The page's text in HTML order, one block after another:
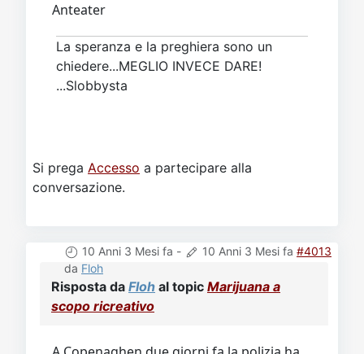
Anteater
La speranza e la preghiera sono un
chiedere...MEGLIO INVECE DARE!
...Slobbysta
Si prega Accesso a partecipare alla
conversazione.
10 Anni 3 Mesi fa - 10 Anni 3 Mesi fa #4013
da Floh
Risposta da Floh al topic Marijuana a
scopo ricreativo